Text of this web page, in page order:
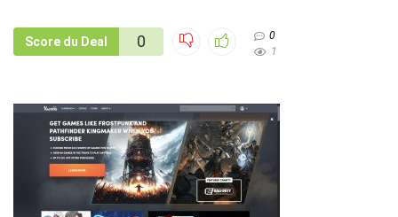
Score du Deal 0
0
1